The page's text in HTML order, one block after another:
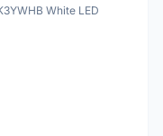
White LED